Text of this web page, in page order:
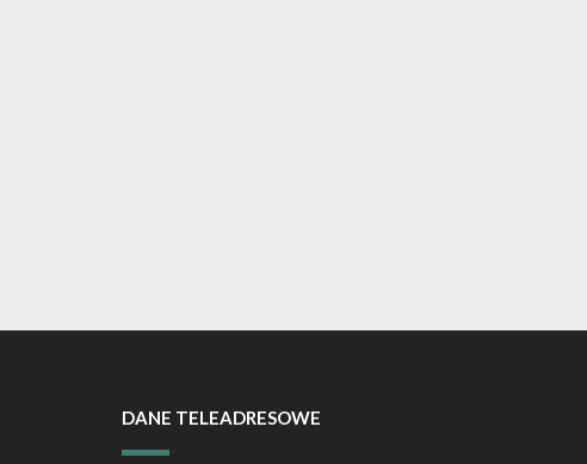
DANE TELEADRESOWE